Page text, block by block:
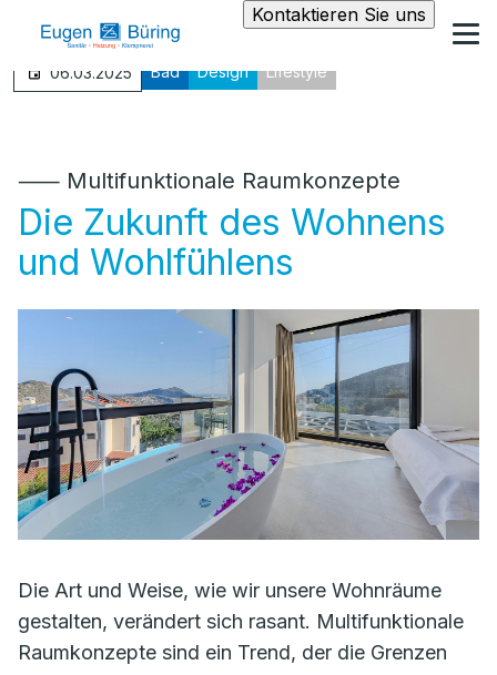
Kontaktieren Sie uns
06.03.2025 Bad Design Lifestyle
⸺ Multifunktionale Raumkonzepte
Die Zukunft des Wohnens
und Wohlfühlens
Die Art und Weise, wie wir unsere Wohnräume
gestalten, verändert sich rasant. Multifunktionale
Raumkonzepte sind ein Trend, der die Grenzen